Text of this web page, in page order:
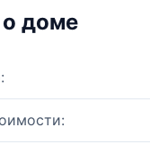
доме